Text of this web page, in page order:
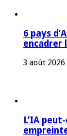
6 pays
encadrer
3 août 2026
L’IA